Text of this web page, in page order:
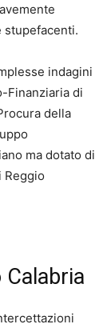
stupefacenti.
indagini
Finanziaria di
della
ma dotato di
Reggio